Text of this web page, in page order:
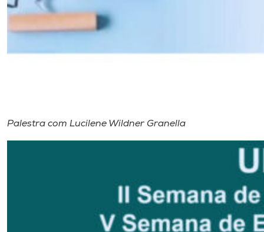
Palestra com Lucilene Wildner Granella